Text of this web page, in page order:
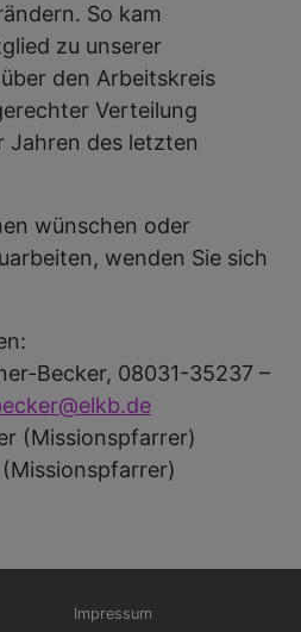
So kam
zu unserer
den Arbeitskreis
Verteilung
Jahren des letzten
wünschen oder
wenden Sie sich
Becker, 08031-35237 –
(Missionspfarrer)
Impressum